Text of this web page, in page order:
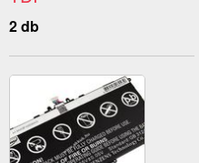
2 db